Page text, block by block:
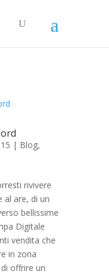
| Blog,
rivivere
al are, di un
bellissime
Digitale
vendita che
in zona
offrire un